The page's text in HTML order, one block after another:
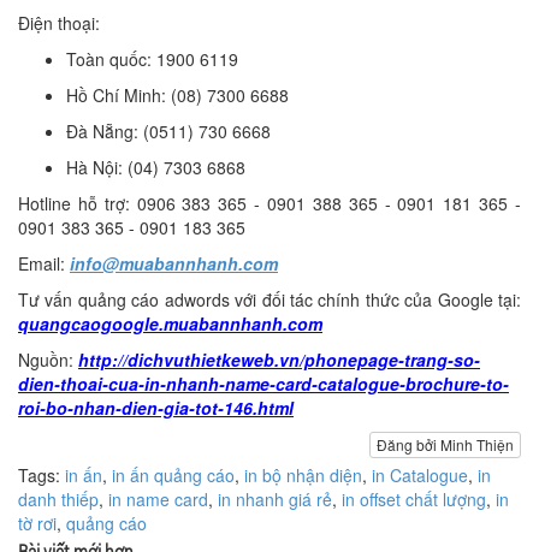
Điện thoại:
Toàn quốc: 1900 6119
Hồ Chí Minh: (08) 7300 6688
Đà Nẵng: (0511) 730 6668
Hà Nội: (04) 7303 6868
Hotline hỗ trợ: 0906 383 365 - 0901 388 365 - 0901 181 365 -
0901 383 365 - 0901 183 365
Email: info@muabannhanh.com
Tư vấn quảng cáo adwords với đối tác chính thức của Google tại:
quangcaogoogle.muabannhanh.com
Nguồn: http://dichvuthietkeweb.vn/phonepage-trang-so-
dien-thoai-cua-in-nhanh-name-card-catalogue-brochure-to-
roi-bo-nhan-dien-gia-tot-146.html
Đăng bởi Minh Thiện
Tags: in ấn, in ấn quảng cáo, in bộ nhận diện, in Catalogue, in
danh thiếp, in name card, in nhanh giá rẻ, in offset chất lượng, in
tờ rơi, quảng cáo